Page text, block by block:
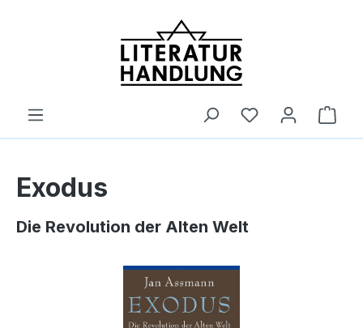
Exodus
Die Revolution der Alten Welt
Bildergalerie überspringen